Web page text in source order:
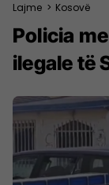
Lajme > Kosovë
Policia
ilegale të